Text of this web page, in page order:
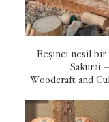
Beşinci nesil bir
Sakurai
Woodcraft and